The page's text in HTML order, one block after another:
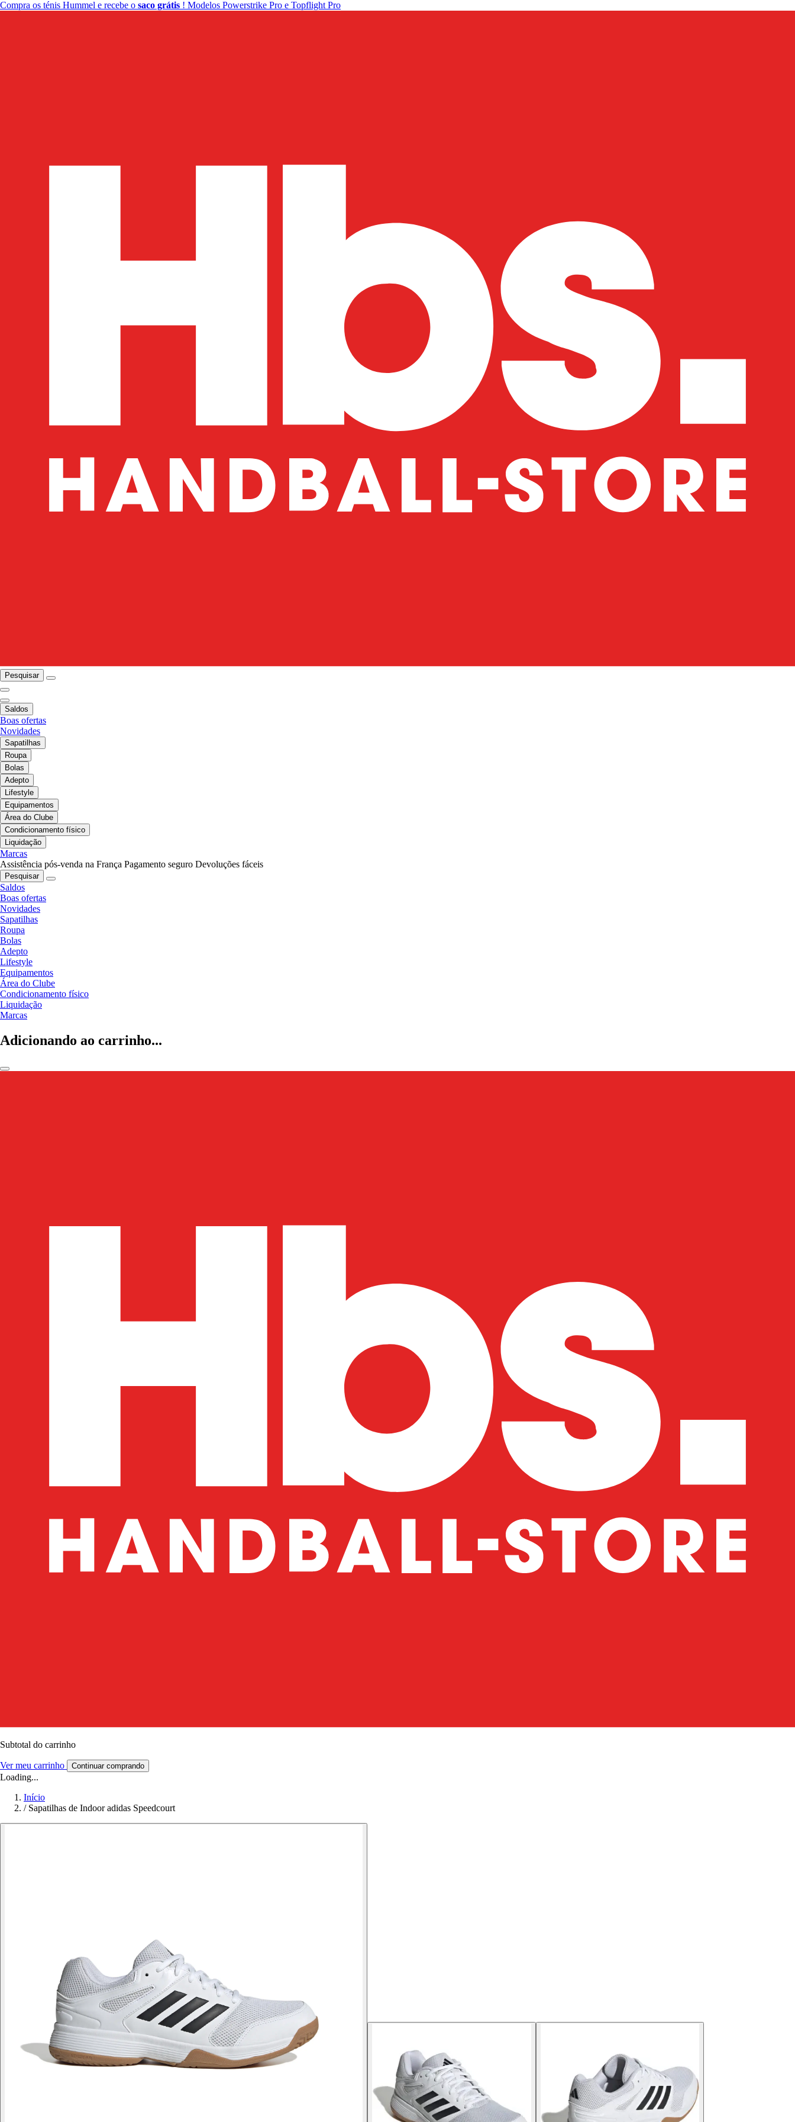
Compra os ténis Hummel e recebe o saco grátis ! Modelos Powerstrike Pro e Topflight Pro
Pesquisar
Saldos
Boas ofertas
Novidades
Sapatilhas
Roupa
Bolas
Adepto
Lifestyle
Equipamentos
Área do Clube
Condicionamento físico
Liquidação
Marcas
Assistência pós-venda na França Pagamento seguro Devoluções fáceis
Pesquisar
Saldos
Boas ofertas
Novidades
Sapatilhas
Roupa
Bolas
Adepto
Lifestyle
Equipamentos
Área do Clube
Condicionamento físico
Liquidação
Marcas
Adicionando ao carrinho...
Subtotal do carrinho
Ver meu carrinho Continuar comprando
Loading...
Início
/ Sapatilhas de Indoor adidas Speedcourt